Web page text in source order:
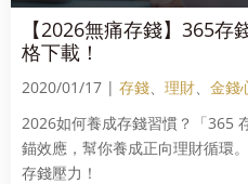
【2026無痛存錢】365
格下載！
2020/01/17 | 存錢、 理財、 金錢
2026如何養成存錢習慣？「365
錨效應，幫你養成正向理財循環
存錢壓力！